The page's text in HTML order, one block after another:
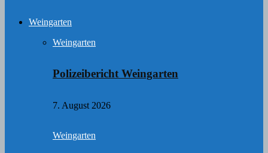
Weingarten
Weingarten
Polizeibericht Weingarten
7. August 2026
Weingarten